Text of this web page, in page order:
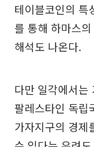
테이블코인의 특
를 통해 하마스
해석도 나온다.
다만 일각에서는
팔레스타인 독립
가자지구의 경제